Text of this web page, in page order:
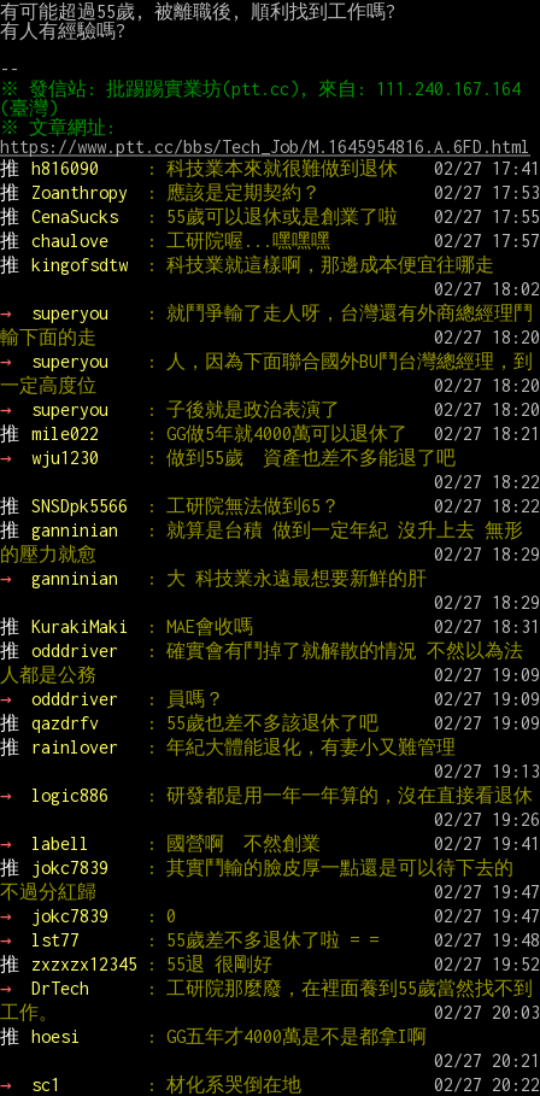
有可能超過55歲, 被離職後, 順利找到工作嗎?
有人有經驗嗎?
※ 發信站: 批踢踢實業坊(ptt.cc), 來自: 111.240.167.164
https://www.ptt.cc/bbs/Tech_Job/M.1645954816.A.6FD.html
推
h816090
: 科技業本來就很難做到退休
推
Zoanthropy
: 應該是定期契約？
推
CenaSucks
: 55歲可以退休或是創業了啦
推
chaulove
: 工研院喔...嘿嘿嘿
推
kingofsdtw : 科技業就這樣啊，那邊成本便宜往哪走
→ superyou
: 就鬥爭輸了走人呀，台灣還有外商總經理鬥
輸下面的走
→
superyou
: 人，因為下面聯合國外BU鬥台灣總經理，到
一定高度位
→
superyou
: 子後就是政治表演了
推
mile022
: GG做5年就4000萬可以退休了
→
wju1230 : 做到55歲  資產也差不多能退了吧
推 SNSDpk5566
: 工研院無法做到65？
推
ganninian
: 就算是台積 做到一定年紀 沒升上去 無形
的壓力就愈
→
ganninian : 大 科技業永遠最想要新鮮的肝
推 KurakiMaki
: MAE會收嗎
推
odddriver
: 確實會有鬥掉了就解散的情況 不然以為法
人都是公務
→
odddriver
: 員嗎？
推
qazdrfv
: 55歲也差不多該退休了吧
推
rainlover : 年紀大體能退化，有妻小又難管理
→ logic886 : 研發都是用一年一年算的，沒在直接看退休
→ labell
: 國營啊  不然創業
推
jokc7839
: 其實鬥輸的臉皮厚一點還是可以待下去的
不過分紅歸
→
jokc7839
: 0
→
lst77
: 55歲差不多退休了啦 = =
推
zxzxzx12345
: 55退 很剛好
→
DrTech
: 工研院那麼廢，在裡面養到55歲當然找不到
工作。
推
hoesi : GG五年才4000萬是不是都拿I啊
→ sc1
: 材化系哭倒在地